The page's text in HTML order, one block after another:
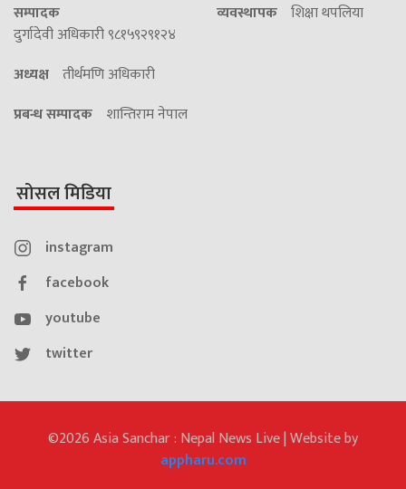
सम्पादक
दुर्गादेवी अधिकारी ९८१५९२९१२४
व्यवस्थापक शिक्षा थपलिया
अध्यक्ष तीर्थमणि अधिकारी
प्रबन्ध सम्पादक शान्तिराम नेपाल
सोसल मिडिया
instagram
facebook
youtube
twitter
©2026 Asia Sanchar : Nepal News Live | Website by
appharu.com